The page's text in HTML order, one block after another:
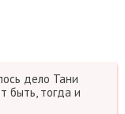
дело Тани
быть, тогда и